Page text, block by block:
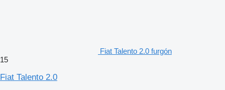
Fiat Talento 2.0 furgón
15
Fiat Talento 2.0